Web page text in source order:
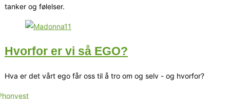
tanker og følelser.
Hvorfor er vi så EGO?
Hva er det vårt ego får oss til å tro om og selv - og hvorfor?